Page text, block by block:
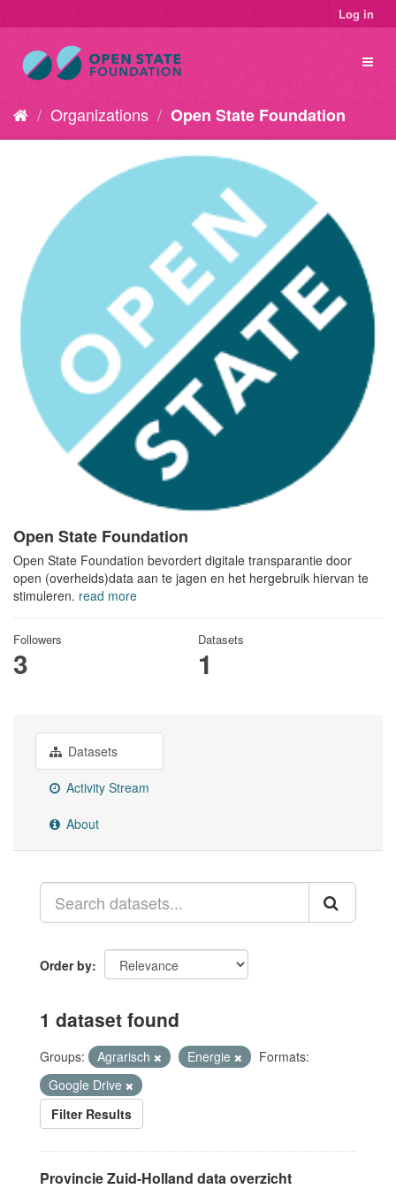
Log in
Organizations Open State Foundation
Open State Foundation
Open State Foundation bevordert digitale transparantie door
open (overheids)data aan te jagen en het hergebruik hiervan te
stimuleren. read more
Followers
3
Datasets
1
Datasets
Activity Stream
About
Order by
1 dataset found
Groups: Agrarisch Energie
Formats:
Google Drive
Filter Results
Provincie Zuid-Holland data overzicht